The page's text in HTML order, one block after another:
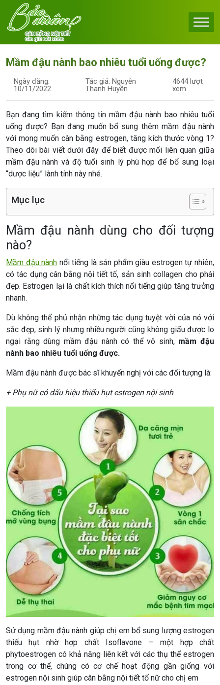
Skip to content
Main Navigation
Mầm đậu nành bao nhiêu tuổi uống được?
Ngày đăng:
10/11/2022
Tác giả: Nguyễn
Thanh Huyền
4644 lượt
xem
Bạn đang tìm kiếm thông tin mầm đậu nành bao nhiêu tuổi
uống được? Bạn đang muốn bổ sung thêm mầm đậu nành
với mong muốn cân bằng estrogen, tăng kích thước vòng 1?
Theo dõi bài viết dưới đây để biết được mối liên quan giữa
mầm đậu nành và độ tuổi sinh lý phù hợp để bổ sung loại
“dược liệu” lành tính này nhé.
Mục lục
Mầm đậu nành dùng cho đối tượng
nào?
Mầm đậu nành nổi tiếng là sản phẩm giàu estrogen tự nhiên,
có tác dụng cân bằng nội tiết tố, sản sinh collagen cho phái
đẹp. Estrogen lại là chất kích thích nổi tiếng giúp tăng trưởng
nhanh.
Dù không thể phủ nhận những tác dụng tuyệt vời của nó với
sắc đẹp, sinh lý nhưng nhiều người cũng không giấu được lo
ngại rằng dùng mầm đậu nành có thể vô sinh, mầm đậu
nành bao nhiêu tuổi uống được.
Mầm đậu nành được bác sĩ khuyến nghị với các đối tượng là:
+ Phụ nữ có dấu hiệu thiếu hụt estrogen nội sinh
Sử dụng mầm đậu nành giúp chị em bổ sung lượng estrogen
thiếu hụt nhờ hợp chất Isoflavone – một hợp chất
phytoestrogen có khả năng liên kết với các thụ thể estrogen
trong cơ thể, chúng có cơ chế hoạt động gần giống với
estrogen nội sinh giúp cân bằng nội tiết tố nữ cho chị em